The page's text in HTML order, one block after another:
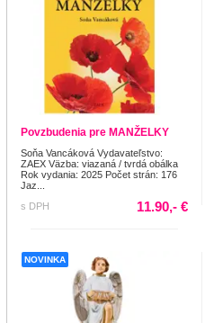
Povzbudenia pre MANŽELKY
Soňa Vancáková Vydavateľstvo:
ZAEX Väzba: viazaná / tvrdá obálka
Rok vydania: 2025 Počet strán: 176
Jaz...
s DPH
11.90,- €
NOVINKA